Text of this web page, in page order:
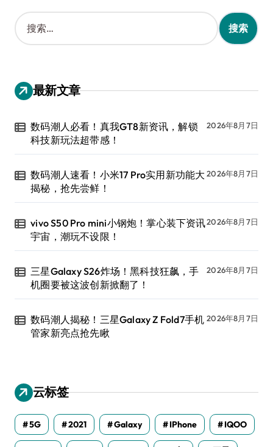
搜
索
：
最新文章
数码潮人必看！真我GT8新资讯，解锁
科技新玩法超带感！
2026年8月7日
数码潮人速看！小米17 Pro实用新功能大
揭秘，抢先尝鲜！
2026年8月7日
vivo S50 Pro mini小钢炮！掌心装下资讯
宇宙，潮玩不设限！
2026年8月7日
三星Galaxy S26炸场！黑科技狂飙，手
机圈要被这波创新掀翻了！
2026年8月7日
数码潮人揭秘！三星Galaxy Z Fold7手机
管家新亮点抢先瞅
2026年8月7日
云标签
5G 2021 Galaxy IPhone IQOO